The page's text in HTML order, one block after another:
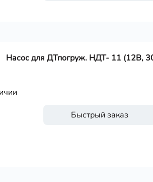
Насос для ДТпогруж. НДТ- 11 (12В,
Быстрый заказ